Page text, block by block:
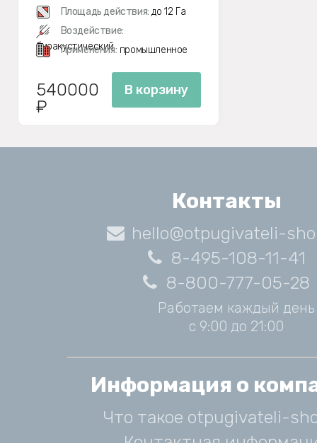
Площадь действия: до 12 Га
Воздействие:
биоакустический
Применения: промышленное
540000
₽
В корзину
Контакты
hello@otpugivateli-
8-495-108-11-41
8-800-777-05-28
Работаем каждый день
с 9:00 до 21:00
Информация о
Что такое otpugivateli-